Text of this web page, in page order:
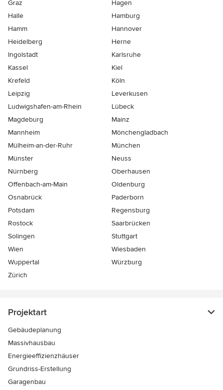
Graz
Hagen
Halle
Hamburg
Hamm
Hannover
Heidelberg
Herne
Ingolstadt
Karlsruhe
Kassel
Kiel
Krefeld
Köln
Leipzig
Leverkusen
Ludwigshafen-am-Rhein
Lübeck
Magdeburg
Mainz
Mannheim
Mönchen­gladbach
Mülheim-an-der-Ruhr
München
Münster
Neuss
Nürnberg
Oberhausen
Offenbach-am-Main
Oldenburg
Osnabrück
Paderborn
Potsdam
Regensburg
Rostock
Saarbrücken
Solingen
Stuttgart
Wien
Wiesbaden
Wuppertal
Würzburg
Zürich
Projektart
Gebäudeplanung
Massivhausbau
Energieeffizienzhäuser
Grundriss-Erstellung
Garagenbau